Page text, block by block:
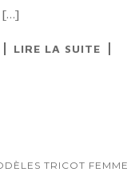
[…]
LIRE LA SUITE
TRICOT FEMME